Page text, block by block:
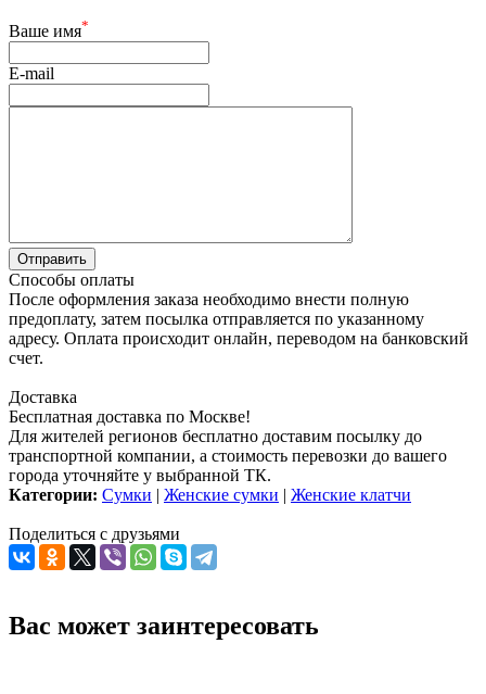
Ваше имя*
E-mail
Способы оплаты
После оформления заказа необходимо внести полную
предоплату, затем посылка отправляется по указанному
адресу. Оплата происходит онлайн, переводом на банковский
счет.
Доставка
Бесплатная доставка по Москве!
Для жителей регионов бесплатно доставим посылку до
транспортной компании, а стоимость перевозки до вашего
города уточняйте у выбранной ТК.
Категории: Сумки | Женские сумки | Женские клатчи
Поделиться с друзьями
Вас может заинтересовать